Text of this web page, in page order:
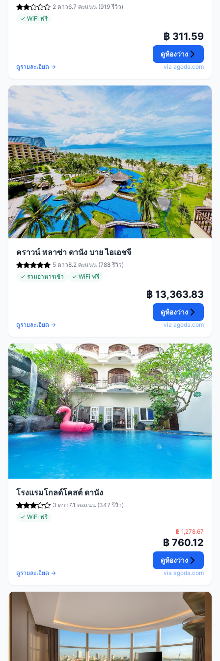
2 ดาว6.7 คะแนน (919 รีวิว)
✓ WiFi ฟรี
ดูรายละเอียด →
฿ 311.59
ดูห้องว่าง
via agoda.com
คราวน์ พลาซ่า ดานัง บาย ไอเอชจี
5 ดาว8.2 คะแนน (788 รีวิว)
✓ รวมอาหารเช้า
✓ WiFi ฟรี
ดูรายละเอียด →
฿ 13,363.83
ดูห้องว่าง
via agoda.com
โรงแรมโกลด์โคสต์ ดานัง
3 ดาว7.1 คะแนน (347 รีวิว)
✓ WiFi ฟรี
ดูรายละเอียด →
฿ 1,278.67
฿ 760.12
ดูห้องว่าง
via agoda.com